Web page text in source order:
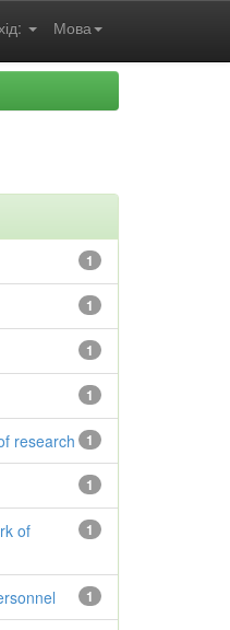
Мова
1
1
1
1
1
research
1
1
of
1